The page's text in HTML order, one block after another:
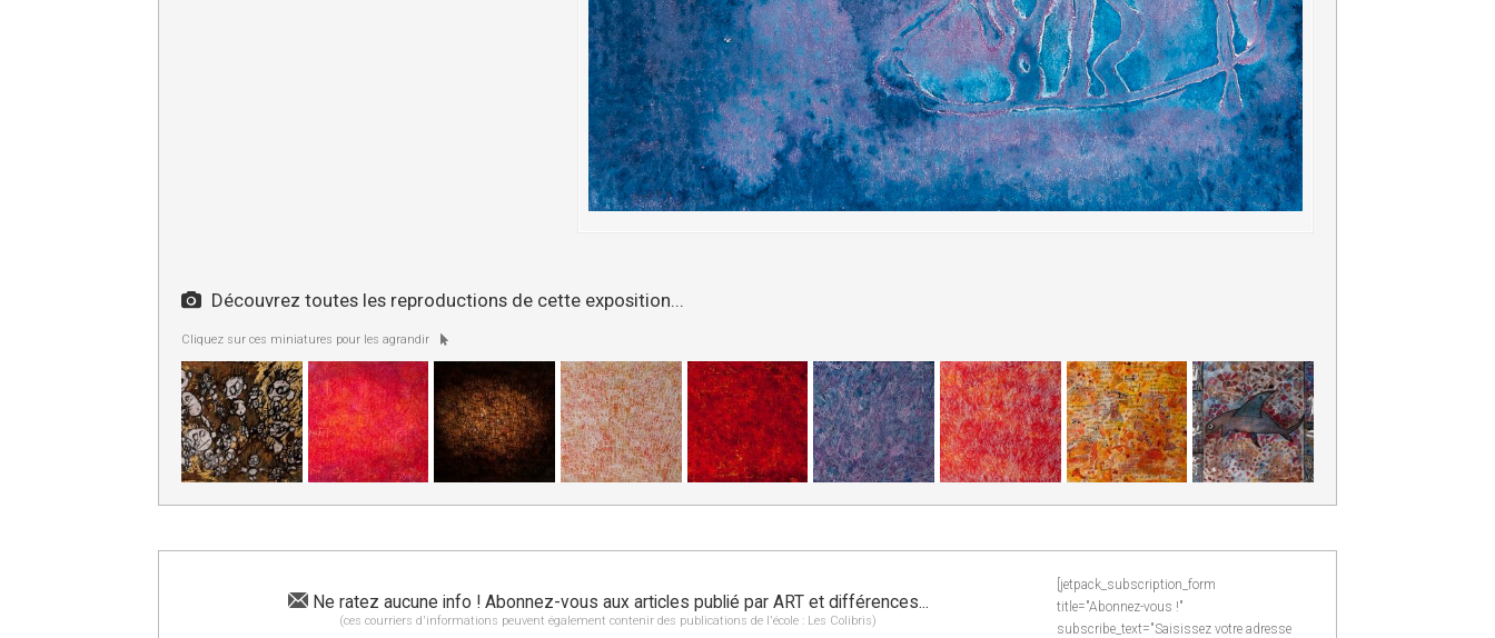
Découvrez toutes les reproductions de cette exposition...
Cliquez sur ces miniatures pour les agrandir
Ne ratez aucune info ! Abonnez-vous aux articles publié par ART et différences...
(ces courriers d'informations peuvent également contenir des publications de l'école : Les Colibris)
[jetpack_subscription_form
title="Abonnez-vous !"
subscribe_text="Saisissez votre adresse